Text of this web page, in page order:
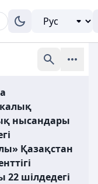
нысандары
Қазақстан
шілдедегі